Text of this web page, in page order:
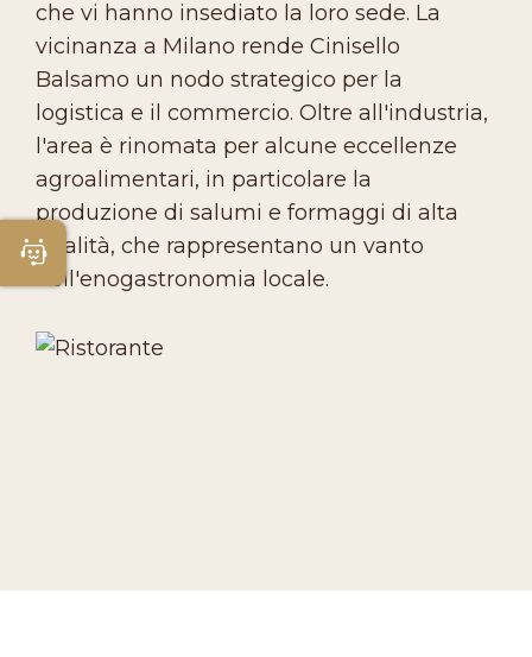
che vi hanno insediato la loro sede. La
vicinanza a Milano rende Cinisello
Balsamo un nodo strategico per la
logistica e il commercio. Oltre all'industria,
l'area è rinomata per alcune eccellenze
agroalimentari, in particolare la
produzione di salumi e formaggi di alta
qualità, che rappresentano un vanto
dell'enogastronomia locale.
Apri Chatbot